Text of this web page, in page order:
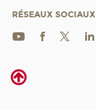
RÉSEAUX SOCIAUX